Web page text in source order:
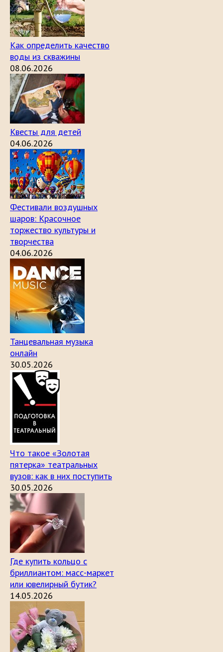
Как определить качество
воды из скважины
08.06.2026
Квесты для детей
04.06.2026
Фестивали воздушных
шаров: Красочное
торжество культуры и
творчества
04.06.2026
Танцевальная музыка
онлайн
30.05.2026
Что такое «Золотая
пятерка» театральных
вузов: как в них поступить
30.05.2026
Где купить кольцо с
бриллиантом: масс-маркет
или ювелирный бутик?
14.05.2026